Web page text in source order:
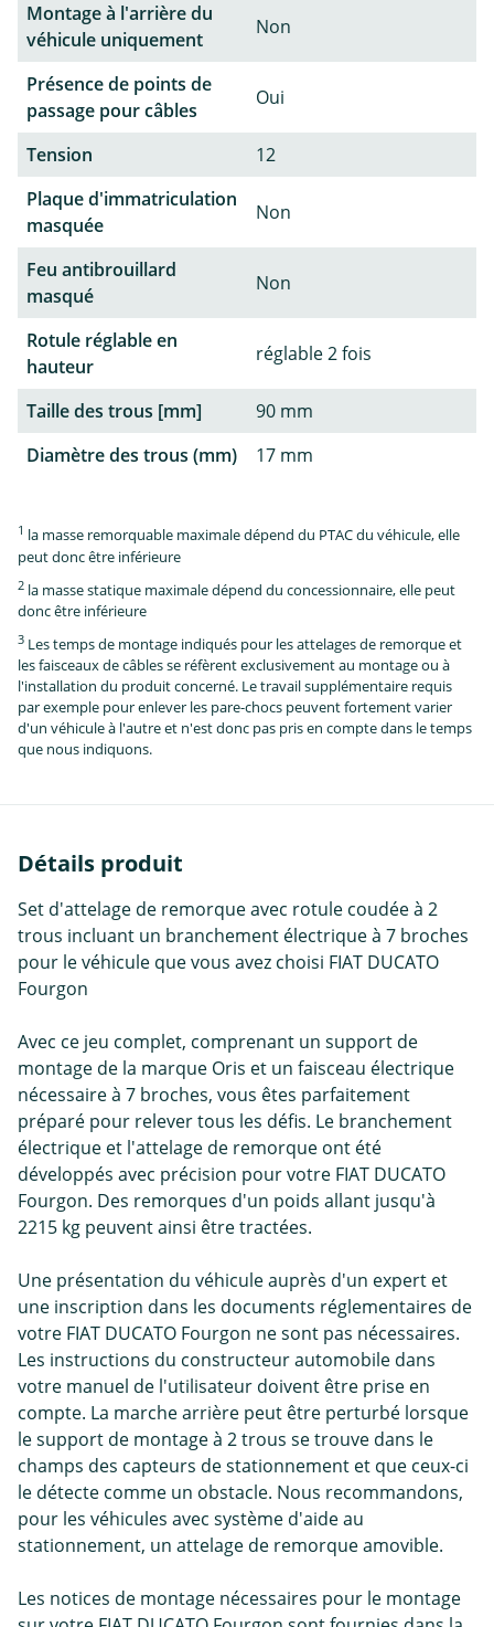
Montage à l'arrière du
véhicule uniquement
Non
Présence de points de
passage pour câbles
Oui
Tension
12
Plaque d'immatriculation
masquée
Non
Feu antibrouillard
masqué
Non
Rotule réglable en
hauteur
réglable 2 fois
Taille des trous [mm]
90 mm
Diamètre des trous (mm)
17 mm
1 la masse remorquable maximale dépend du PTAC du véhicule, elle
peut donc être inférieure
2 la masse statique maximale dépend du concessionnaire, elle peut
donc être inférieure
3 Les temps de montage indiqués pour les attelages de remorque et
les faisceaux de câbles se réfèrent exclusivement au montage ou à
l'installation du produit concerné. Le travail supplémentaire requis
par exemple pour enlever les pare-chocs peuvent fortement varier
d'un véhicule à l'autre et n'est donc pas pris en compte dans le temps
que nous indiquons.
Détails produit
Set d'attelage de remorque avec rotule coudée à 2
trous incluant un branchement électrique à 7 broches
pour le véhicule que vous avez choisi FIAT DUCATO
Fourgon
Avec ce jeu complet, comprenant un support de
montage de la marque Oris et un faisceau électrique
nécessaire à 7 broches, vous êtes parfaitement
préparé pour relever tous les défis. Le branchement
électrique et l'attelage de remorque ont été
développés avec précision pour votre FIAT DUCATO
Fourgon. Des remorques d'un poids allant jusqu'à
2215 kg peuvent ainsi être tractées.
Une présentation du véhicule auprès d'un expert et
une inscription dans les documents réglementaires de
votre FIAT DUCATO Fourgon ne sont pas nécessaires.
Les instructions du constructeur automobile dans
votre manuel de l'utilisateur doivent être prise en
compte. La marche arrière peut être perturbé lorsque
le support de montage à 2 trous se trouve dans le
champs des capteurs de stationnement et que ceux-ci
le détecte comme un obstacle. Nous recommandons,
pour les véhicules avec système d'aide au
stationnement, un attelage de remorque amovible.
Les notices de montage nécessaires pour le montage